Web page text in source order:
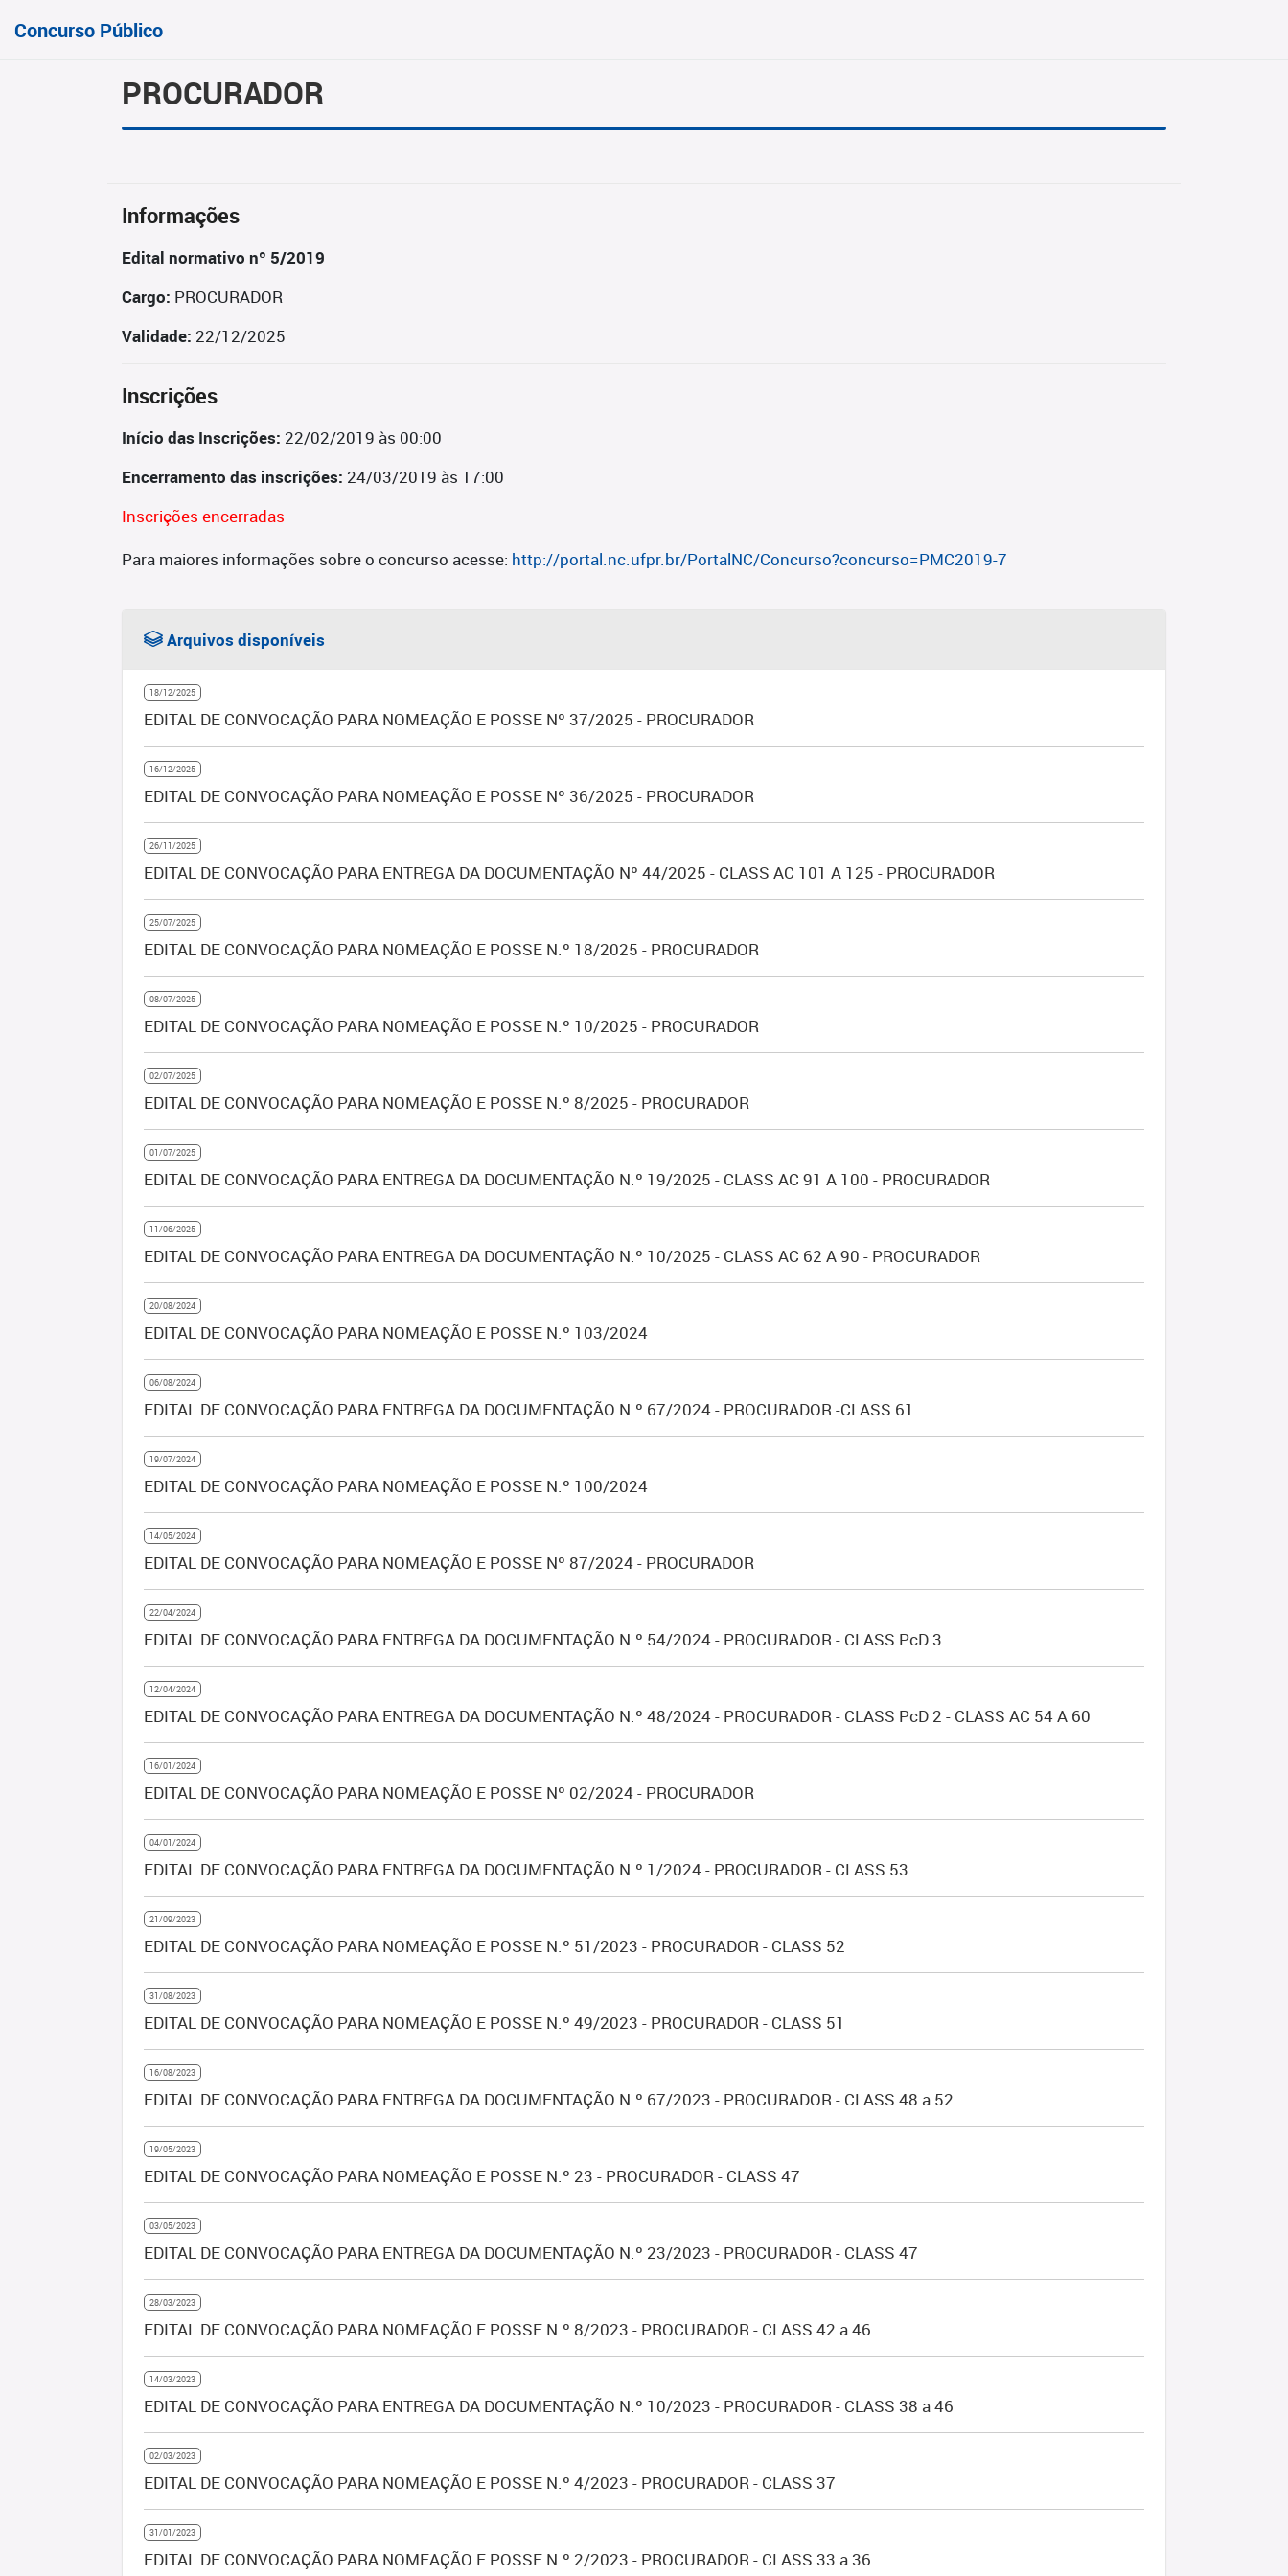
Concurso Público
PROCURADOR
Informações
Edital normativo nº 5/2019
Cargo: PROCURADOR
Validade: 22/12/2025
Inscrições
Início das Inscrições: 22/02/2019 às 00:00
Encerramento das inscrições: 24/03/2019 às 17:00
Inscrições encerradas
Para maiores informações sobre o concurso acesse: http://portal.nc.ufpr.br/PortalNC/Concurso?concurso=PMC2019-7
Arquivos disponíveis
18/12/2025
EDITAL DE CONVOCAÇÃO PARA NOMEAÇÃO E POSSE Nº 37/2025 - PROCURADOR
16/12/2025
EDITAL DE CONVOCAÇÃO PARA NOMEAÇÃO E POSSE Nº 36/2025 - PROCURADOR
26/11/2025
EDITAL DE CONVOCAÇÃO PARA ENTREGA DA DOCUMENTAÇÃO Nº 44/2025 - CLASS AC 101 A 125 - PROCURADOR
25/07/2025
EDITAL DE CONVOCAÇÃO PARA NOMEAÇÃO E POSSE N.º 18/2025 - PROCURADOR
08/07/2025
EDITAL DE CONVOCAÇÃO PARA NOMEAÇÃO E POSSE N.º 10/2025 - PROCURADOR
02/07/2025
EDITAL DE CONVOCAÇÃO PARA NOMEAÇÃO E POSSE N.º 8/2025 - PROCURADOR
01/07/2025
EDITAL DE CONVOCAÇÃO PARA ENTREGA DA DOCUMENTAÇÃO N.º 19/2025 - CLASS AC 91 A 100 - PROCURADOR
11/06/2025
EDITAL DE CONVOCAÇÃO PARA ENTREGA DA DOCUMENTAÇÃO N.º 10/2025 - CLASS AC 62 A 90 - PROCURADOR
20/08/2024
EDITAL DE CONVOCAÇÃO PARA NOMEAÇÃO E POSSE N.º 103/2024
06/08/2024
EDITAL DE CONVOCAÇÃO PARA ENTREGA DA DOCUMENTAÇÃO N.º 67/2024 - PROCURADOR -CLASS 61
19/07/2024
EDITAL DE CONVOCAÇÃO PARA NOMEAÇÃO E POSSE N.º 100/2024
14/05/2024
EDITAL DE CONVOCAÇÃO PARA NOMEAÇÃO E POSSE Nº 87/2024 - PROCURADOR
22/04/2024
EDITAL DE CONVOCAÇÃO PARA ENTREGA DA DOCUMENTAÇÃO N.º 54/2024 - PROCURADOR - CLASS PcD 3
12/04/2024
EDITAL DE CONVOCAÇÃO PARA ENTREGA DA DOCUMENTAÇÃO N.º 48/2024 - PROCURADOR - CLASS PcD 2 - CLASS AC 54 A 60
16/01/2024
EDITAL DE CONVOCAÇÃO PARA NOMEAÇÃO E POSSE Nº 02/2024 - PROCURADOR
04/01/2024
EDITAL DE CONVOCAÇÃO PARA ENTREGA DA DOCUMENTAÇÃO N.º 1/2024 - PROCURADOR - CLASS 53
21/09/2023
EDITAL DE CONVOCAÇÃO PARA NOMEAÇÃO E POSSE N.º 51/2023 - PROCURADOR - CLASS 52
31/08/2023
EDITAL DE CONVOCAÇÃO PARA NOMEAÇÃO E POSSE N.º 49/2023 - PROCURADOR - CLASS 51
16/08/2023
EDITAL DE CONVOCAÇÃO PARA ENTREGA DA DOCUMENTAÇÃO N.º 67/2023 - PROCURADOR - CLASS 48 a 52
19/05/2023
EDITAL DE CONVOCAÇÃO PARA NOMEAÇÃO E POSSE N.º 23 - PROCURADOR - CLASS 47
03/05/2023
EDITAL DE CONVOCAÇÃO PARA ENTREGA DA DOCUMENTAÇÃO N.º 23/2023 - PROCURADOR - CLASS 47
28/03/2023
EDITAL DE CONVOCAÇÃO PARA NOMEAÇÃO E POSSE N.º 8/2023 - PROCURADOR - CLASS 42 a 46
14/03/2023
EDITAL DE CONVOCAÇÃO PARA ENTREGA DA DOCUMENTAÇÃO N.º 10/2023 - PROCURADOR - CLASS 38 a 46
02/03/2023
EDITAL DE CONVOCAÇÃO PARA NOMEAÇÃO E POSSE N.º 4/2023 - PROCURADOR - CLASS 37
31/01/2023
EDITAL DE CONVOCAÇÃO PARA NOMEAÇÃO E POSSE N.º 2/2023 - PROCURADOR - CLASS 33 a 36